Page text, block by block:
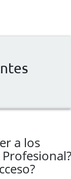
a los